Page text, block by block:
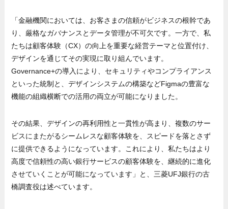
「金融機関においては、お客さまの信頼がビジネスの根幹であ
り、厳格なガバナンスとデータ管理が不可欠です。一方で、私
たちは顧客体験（CX）の向上を重要な経営テーマと位置付け、
デザインを通じてその実現に取り組んでいます。
Governance+の導入により、セキュリティやコンプライアンス
といった統制と、デザインシステムの構築などFigmaの豊富な
機能の組織横断での活用の両立が可能になりました。
その結果、デザインの再利用性と一貫性が高まり、複数のサー
ビスにまたがるシームレスな顧客体験を、スピードを落とさず
に提供できるようになっています。これにより、私たちはより
高度で信頼性の高い銀行サービスの顧客体験を、継続的に進化
させていくことが可能になっています」と、三菱UFJ銀行の古
橋調査役は述べています。